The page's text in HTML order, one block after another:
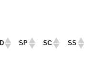
D SP SC SS